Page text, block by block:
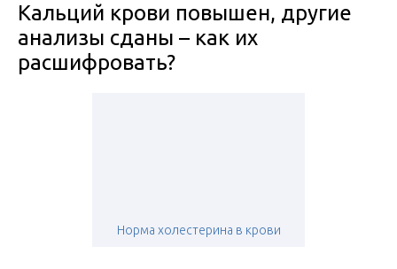
Кальций крови повышен, другие
анализы сданы – как их
расшифровать?
Норма холестерина в крови